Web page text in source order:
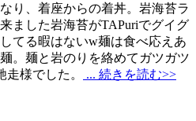
り、着座からの着丼。岩海苔ラ
ました岩海苔がTAPuriでグイグ
てる暇はないw麺は食べ応えあ
。麺と岩のりを絡めてガツガツ
様でした。
... 続きを読む>>